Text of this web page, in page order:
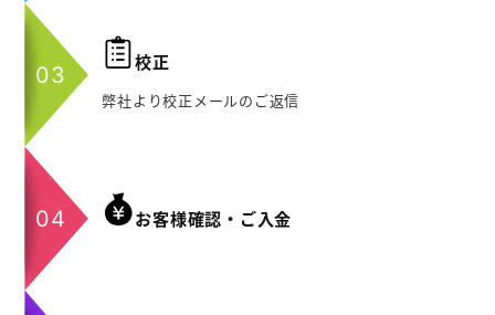
校正
弊社より校正メールのご返信
お客様確認・ご入金